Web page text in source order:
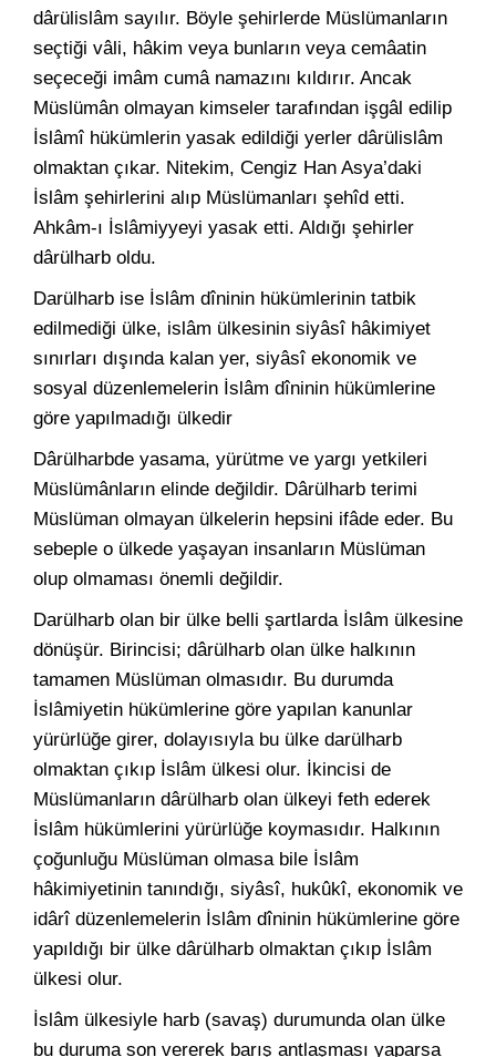
dârülislâm sayılır. Böyle şehirlerde Müslümanların
seçtiği vâli, hâkim veya bunların veya cemâatin
seçeceği imâm cumâ namazını kıldırır. Ancak
Müslümân olmayan kimseler tarafından işgâl edilip
İslâmî hükümlerin yasak edildiği yerler dârülislâm
olmaktan çıkar. Nitekim, Cengiz Han Asya’daki
İslâm şehirlerini alıp Müslümanları şehîd etti.
Ahkâm-ı İslâmiyyeyi yasak etti. Aldığı şehirler
dârülharb oldu.
Darülharb ise İslâm dîninin hükümlerinin tatbik
edilmediği ülke, islâm ülkesinin siyâsî hâkimiyet
sınırları dışında kalan yer, siyâsî ekonomik ve
sosyal düzenlemelerin İslâm dîninin hükümlerine
göre yapılmadığı ülkedir
Dârülharbde yasama, yürütme ve yargı yetkileri
Müslümânların elinde değildir. Dârülharb terimi
Müslüman olmayan ülkelerin hepsini ifâde eder. Bu
sebeple o ülkede yaşayan insanların Müslüman
olup olmaması önemli değildir.
Darülharb olan bir ülke belli şartlarda İslâm ülkesine
dönüşür. Birincisi; dârülharb olan ülke halkının
tamamen Müslüman olmasıdır. Bu durumda
İslâmiyetin hükümlerine göre yapılan kanunlar
yürürlüğe girer, dolayısıyla bu ülke darülharb
olmaktan çıkıp İslâm ülkesi olur. İkincisi de
Müslümanların dârülharb olan ülkeyi feth ederek
İslâm hükümlerini yürürlüğe koymasıdır. Halkının
çoğunluğu Müslüman olmasa bile İslâm
hâkimiyetinin tanındığı, siyâsî, hukûkî, ekonomik ve
idârî düzenlemelerin İslâm dîninin hükümlerine göre
yapıldığı bir ülke dârülharb olmaktan çıkıp İslâm
ülkesi olur.
İslâm ülkesiyle harb (savaş) durumunda olan ülke
bu duruma son vererek barış antlaşması yaparsa